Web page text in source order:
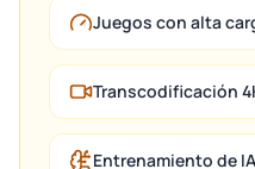
Juegos con alta
Transcodificación
Entrenamiento de